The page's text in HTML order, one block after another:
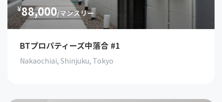
¥88,000/マンスリー
BTプロパティーズ中落合 #1
Nakaochiai, Shinjuku, Tokyo